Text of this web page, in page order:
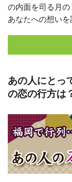
の内面を司る月
あなたへの想いを
あの人にとっ
の恋の行方は